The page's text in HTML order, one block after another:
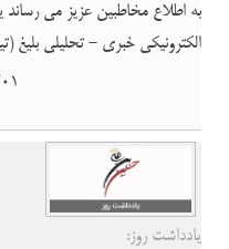
به اطلاع مخاطبین عزیز می
الکترونیکی خبری - تحلیلی بلیغ (تیر 1405) منتشر
یادداشت روز: